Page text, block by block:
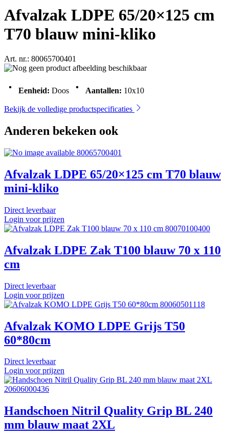
Afvalzak LDPE 65/20×125 cm
T70 blauw mini-kliko
Art. nr.: 80065700401
Eenheid: Doos Aantallen: 10x10
Bekijk de volledige productspecificaties
Anderen bekeken ook
80065700401
Afvalzak LDPE 65/20×125 cm T70 blauw
mini-kliko
Direct leverbaar
Login voor prijzen
80070100400
Afvalzak LDPE Zak T100 blauw 70 x 110
cm
Direct leverbaar
Login voor prijzen
80060501118
Afvalzak KOMO LDPE Grijs T50
60*80cm
Direct leverbaar
Login voor prijzen
20606000436
Handschoen Nitril Quality Grip BL 240
mm blauw maat 2XL